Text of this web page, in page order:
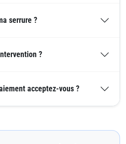
serrure ?
?
acceptez-vous ?